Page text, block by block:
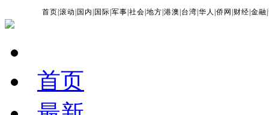
首页 |滚动 国内 国际 |军事 |社会 |地方 |港澳 台湾 |华人 |侨网 财经 |金融 |
首页